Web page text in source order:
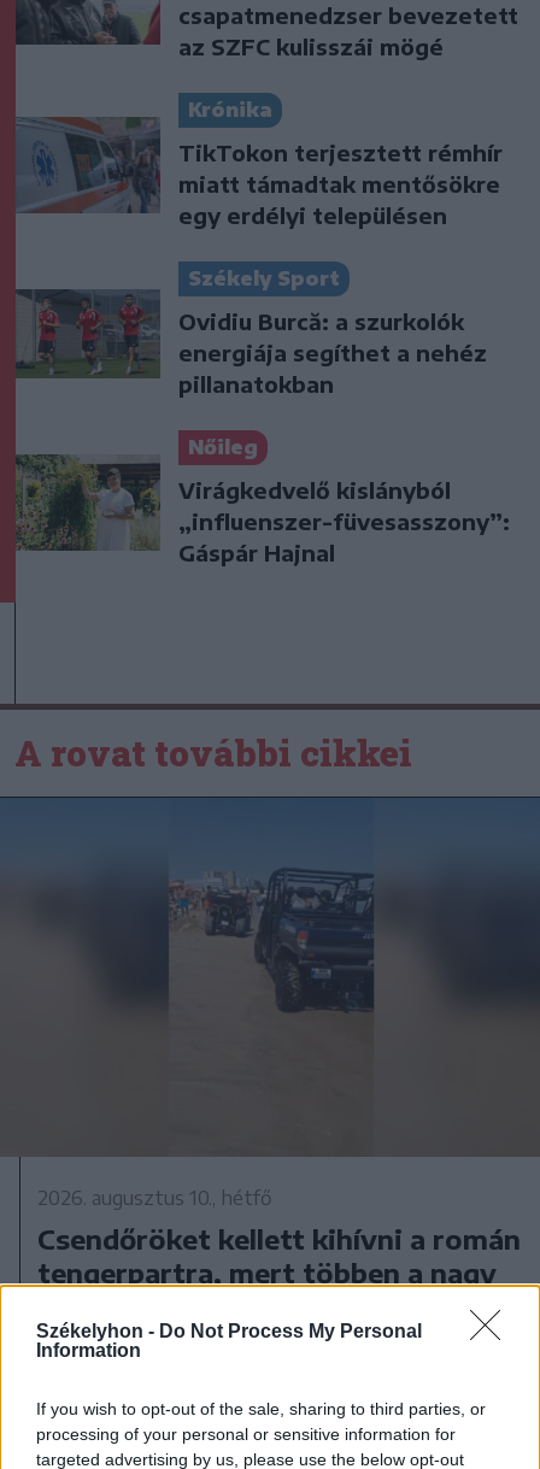
Székelyhon - Do Not Process My Personal
Information
If you wish to opt-out of the sale, sharing to third parties, or
processing of your personal or sensitive information for
targeted advertising by us, please use the below opt-out
csapatmenedzser bevezetett
az SZFC kulisszái mögé
Krónika
TikTokon terjesztett rémhír
miatt támadtak mentősökre
egy erdélyi településen
Székely Sport
Ovidiu Burcă: a szurkolók
energiája segíthet a nehéz
pillanatokban
Nőileg
Virágkedvelő kislányból
„influenszer-füvesasszony”:
Gáspár Hajnal
A rovat további cikkei
2026. augusztus 10., hétfő
Csendőröket kellett kihívni a román
tengerpartra, mert többen a nagy
hullámokban is fürödni akartak –
videóval